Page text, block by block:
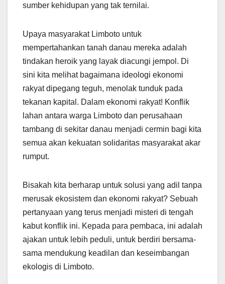
sumber kehidupan yang tak ternilai.
Upaya masyarakat Limboto untuk
mempertahankan tanah danau mereka adalah
tindakan heroik yang layak diacungi jempol. Di
sini kita melihat bagaimana ideologi ekonomi
rakyat dipegang teguh, menolak tunduk pada
tekanan kapital. Dalam ekonomi rakyat! Konflik
lahan antara warga Limboto dan perusahaan
tambang di sekitar danau menjadi cermin bagi kita
semua akan kekuatan solidaritas masyarakat akar
rumput.
Bisakah kita berharap untuk solusi yang adil tanpa
merusak ekosistem dan ekonomi rakyat? Sebuah
pertanyaan yang terus menjadi misteri di tengah
kabut konflik ini. Kepada para pembaca, ini adalah
ajakan untuk lebih peduli, untuk berdiri bersama-
sama mendukung keadilan dan keseimbangan
ekologis di Limboto.